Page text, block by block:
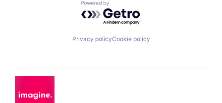
Powered by Getro.com
Privacy policyCookie policy